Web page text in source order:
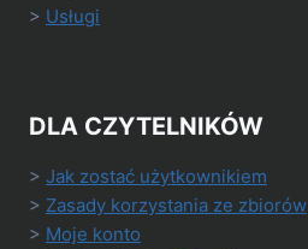
> Usługi
DLA CZYTELNIKÓW
> Jak zostać użytkownikiem
> Zasady korzystania ze zbiorów
> Moje konto